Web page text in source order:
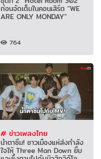
ก่อนจัดเต็มในคอนเสิร์ต "WE
ARE ONLY MONDAY"
764
# ข่าวเพลงไทย
น้ำตาซึม! ชาวเมืองแห่ส่งกำลัง
ใจให้ Three Man Down ยิ้ม